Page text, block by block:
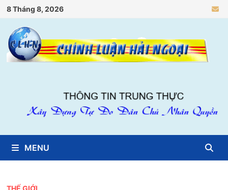
Skip
to
content
8 Tháng 8, 2026
MENU
THẾ GIỚI